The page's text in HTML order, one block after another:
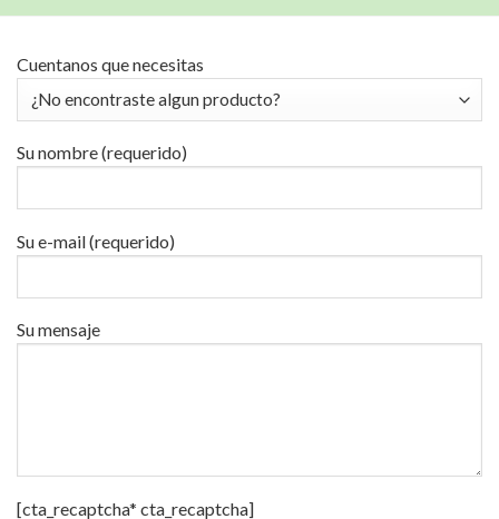
Cuentanos que necesitas
Su nombre (requerido)
Su e-mail (requerido)
Su mensaje
[cta_recaptcha* cta_recaptcha]